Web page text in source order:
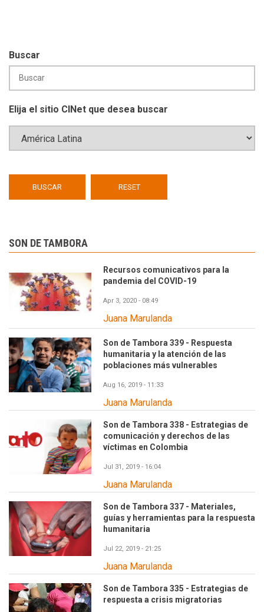
Buscar
Elija el sitio CINet que desea buscar
SON DE TAMBORA
Recursos comunicativos para la
pandemia del COVID-19
Apr 3, 2020 - 08:49
Juana Marulanda
Son de Tambora 339 - Respuesta
humanitaria y la atención de las
poblaciones más vulnerables
Aug 16, 2019 - 11:33
Juana Marulanda
Son de Tambora 338 - Estrategias de
comunicación y derechos de las
víctimas en Colombia
Jul 31, 2019 - 16:04
Juana Marulanda
Son de Tambora 337 - Materiales,
guías y herramientas para la respuesta
humanitaria
Jul 22, 2019 - 21:25
Juana Marulanda
Son de Tambora 335 - Estrategias de
respuesta a crisis migratorias